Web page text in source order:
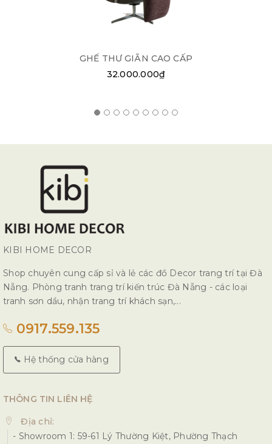
GHẾ THƯ GIÃN CAO CẤP
32.000.000₫
KIBI HOME DECOR
Shop chuyên cung cấp sỉ và lẻ các đồ Decor trang trí tại Đà
Nẵng. Phòng tranh trang trí kiến trúc Đà Nẵng - các loại
tranh sơn dầu, nhận trang trí khách sạn,...
0917.559.135
Hệ thống cửa hàng
THÔNG TIN LIÊN HỆ
Địa chỉ:
- Showroom 1: 59-61 Lý Thường Kiệt, Phường Thạch